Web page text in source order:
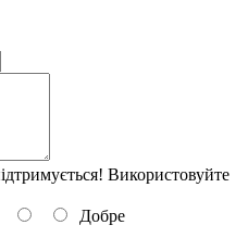
Використовуйте
Добре